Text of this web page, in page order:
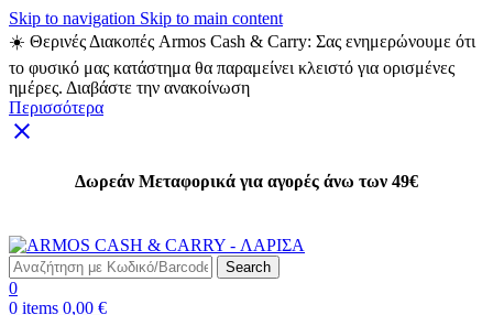
Skip to navigation Skip to main content
☀️ Θερινές Διακοπές Armos Cash & Carry: Σας ενημερώνουμε ότι
το φυσικό μας κατάστημα θα παραμείνει κλειστό για ορισμένες
ημέρες. Διαβάστε την ανακοίνωση
Περισσότερα
Δωρεάν Μεταφορικά για αγορές άνω των 49€
Search
0
0 items 0,00 €